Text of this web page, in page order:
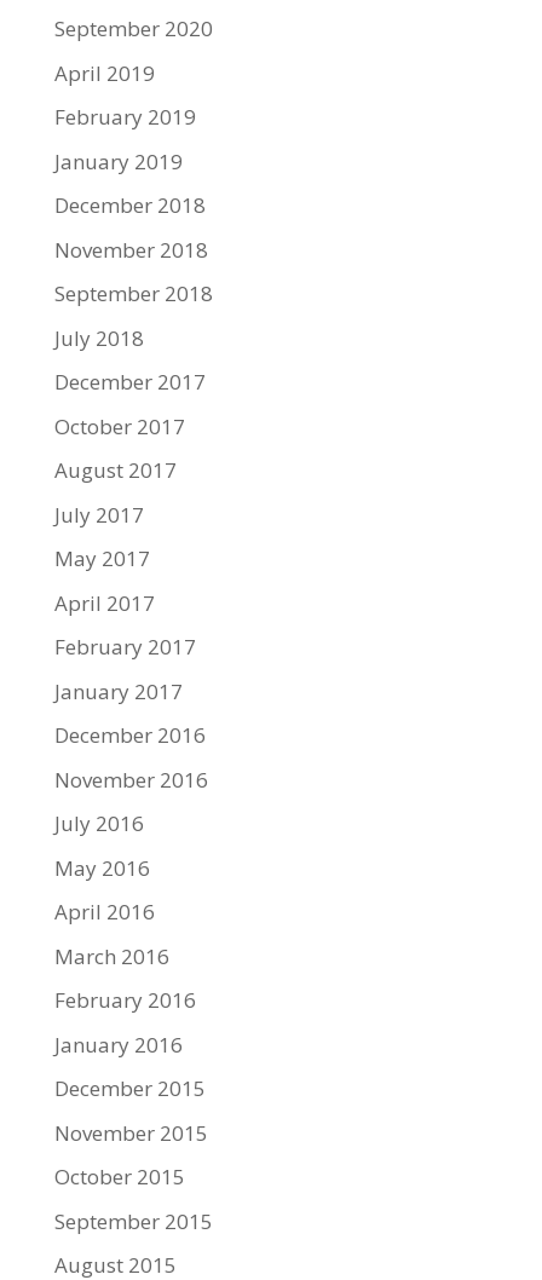
September 2020
April 2019
February 2019
January 2019
December 2018
November 2018
September 2018
July 2018
December 2017
October 2017
August 2017
July 2017
May 2017
April 2017
February 2017
January 2017
December 2016
November 2016
July 2016
May 2016
April 2016
March 2016
February 2016
January 2016
December 2015
November 2015
October 2015
September 2015
August 2015